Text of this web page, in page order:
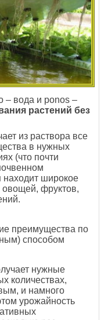
– вода и ponos –
растений без
из раствора все
в нужных
(что почти
широкое
фруктов,
преимущества по
способом
нужные
количествах,
и намного
урожайность